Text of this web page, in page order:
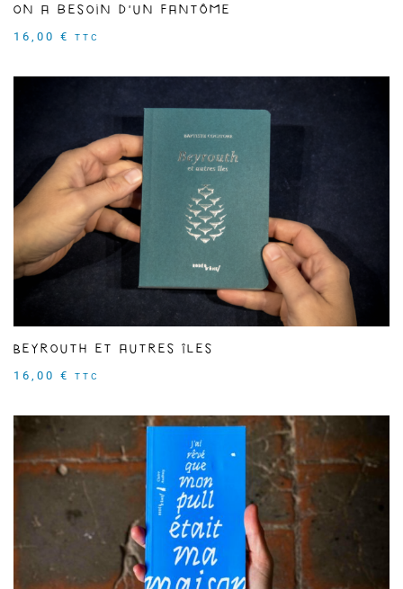
On a besoin d'un fantôme
16,00 € TTC
Beyrouth et autres îles
16,00 € TTC